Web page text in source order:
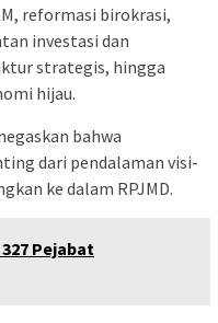
reformasi birokrasi,
investasi dan
strategis, hingga
hijau.
bahwa
dari pendalaman visi-
ke dalam RPJMD.
Pejabat